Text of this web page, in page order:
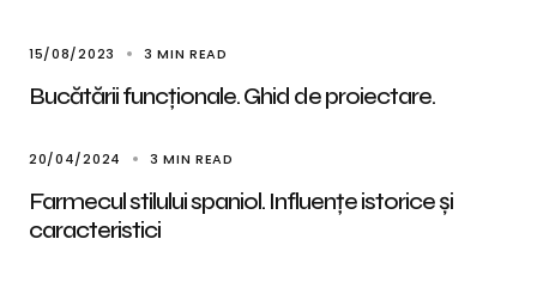
15/08/2023 3 MIN READ
Bucătării funcționale. Ghid de proiectare.
20/04/2024 3 MIN READ
Farmecul stilului spaniol. Influențe istorice și
caracteristici